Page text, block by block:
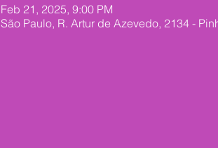
Feb 21, 2025, 9:00 PM
São Paulo, R. Artur de Azevedo, 2134 -